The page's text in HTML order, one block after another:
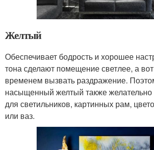
Желтый
Обеспечивает бодрость и хорошее
тона сделают помещение светлее, а
временем вызвать раздражение.
насыщенный желтый также желательно
для светильников, картинных рам,
или ваз.